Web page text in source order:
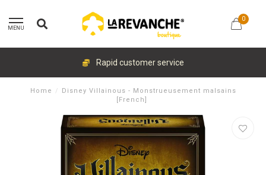
MENU
0
Rapid customer service
Home /
Disney Villainous - Monstrueusement malsains
[French]